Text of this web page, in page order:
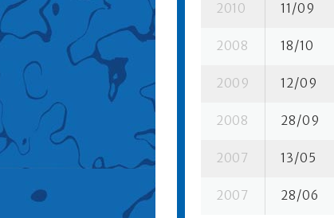
2010 11/09
2008 18/10
2009 12/09
2008 28/09
2007 13/05
2007 28/06